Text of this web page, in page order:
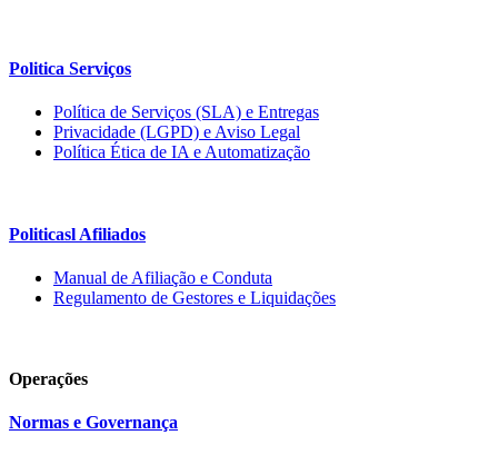
Politica Serviços
Política de Serviços (SLA) e Entregas
Privacidade (LGPD) e Aviso Legal
Política Ética de IA e Automatização
Politicasl Afiliados
Manual de Afiliação e Conduta
Regulamento de Gestores e Liquidações
Operações
Normas e Governança